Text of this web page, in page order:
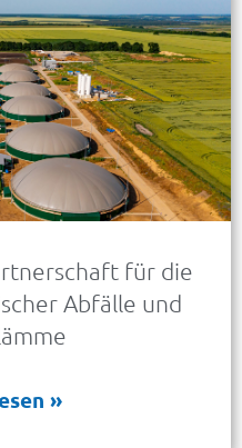
für die
Abfälle und
»